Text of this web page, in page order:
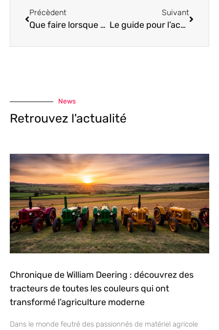
Précèdent
Que faire lorsque ma voiture n’accélère plus ?
Suivant
Le guide pour l’achat d’un adaptateur de ceinture de sécurité enfant
News
Retrouvez l'actualité
Chronique de William Deering : découvrez des
tracteurs de toutes les couleurs qui ont
transformé l’agriculture moderne
Dans le monde feutré des passionnés de matériel agricole